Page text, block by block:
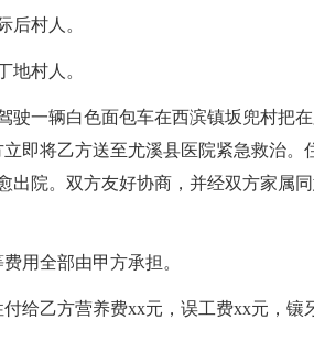
村人。
村人。
一辆白色面包车在西滨镇坂兜村把
即将乙方送至尤溪县医院紧急救治。
出院。双方友好协商，并经双方家属
全部由甲方承担。
乙方营养费xx元，误工费xx元，镶